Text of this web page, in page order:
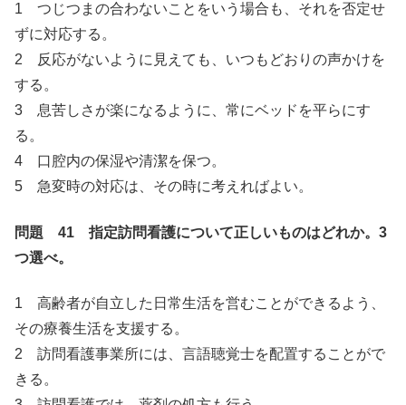
1 つじつまの合わないことをいう場合も、それを否定せ
ずに対応する。
2 反応がないように見えても、いつもどおりの声かけを
する。
3 息苦しさが楽になるように、常にベッドを平らにす
る。
4 口腔内の保湿や清潔を保つ。
5 急変時の対応は、その時に考えればよい。
問題 41 指定訪問看護について正しいものはどれか。3
つ選べ。
1 高齢者が自立した日常生活を営むことができるよう、
その療養生活を支援する。
2 訪問看護事業所には、言語聴覚士を配置することがで
きる。